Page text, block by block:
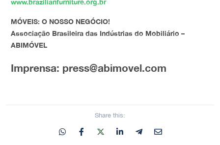
MÓVEIS: O NOSSO NEGÓCIO!
Associação Brasileira das Indústrias do Mobiliário –
ABIMÓVEL
Imprensa: press@abimovel.com
Share this: